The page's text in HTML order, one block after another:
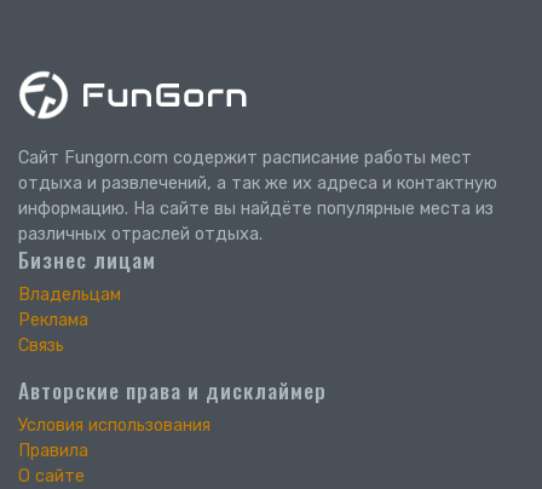
Сайт Fungorn.com содержит расписание работы мест
отдыха и развлечений, а так же их адреса и контактную
информацию. На сайте вы найдёте популярные места из
различных отраслей отдыха.
Бизнес лицам
Владельцам
Реклама
Связь
Авторские права и дисклаймер
Условия использования
Правила
О сайте